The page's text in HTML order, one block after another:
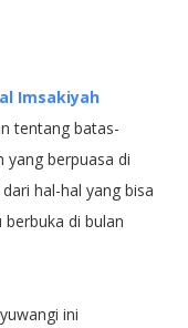
Imsakiyah
tentang batas-
berpuasa di
hal-hal yang bisa
di bulan
ini